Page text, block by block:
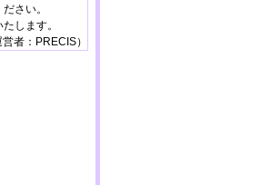
さい。
します。
営者：PRECIS）